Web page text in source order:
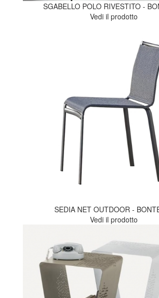
SGABELLO POLO RIVESTITO -
Vedi il prodotto
SEDIA NET OUTDOOR -
Vedi il prodotto